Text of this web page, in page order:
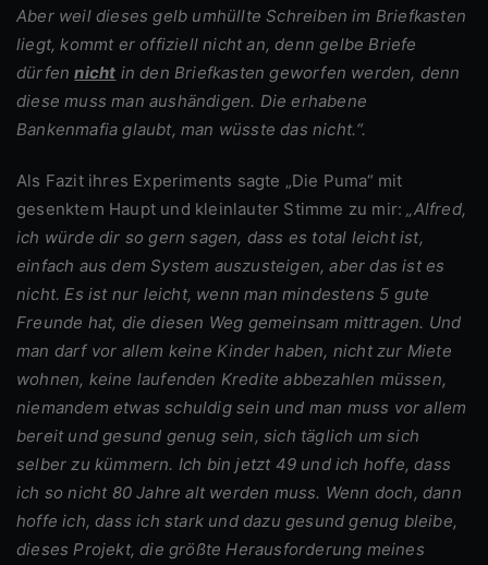
Aber weil dieses gelb umhüllte Schreiben im Briefkasten
liegt, kommt er offiziell nicht an, denn gelbe Briefe
dürfennicht in den Briefkasten geworfen werden, denn
diese muss man aushändigen. Die erhabene
Bankenmafia glaubt, man wüsste das nicht.“.
Als Fazit ihres Experiments sagte „Die Puma“ mit
gesenktem Haupt und kleinlauter Stimme zu mir: „Alfred,
ich würde dir so gern sagen, dass es total leicht ist,
einfach aus dem System auszusteigen, aber das ist es
nicht. Es ist nur leicht, wenn man mindestens 5 gute
Freunde hat, die diesen Weg gemeinsam mittragen. Und
man darf vor allem keine Kinder haben, nicht zur Miete
wohnen, keine laufenden Kredite abbezahlen müssen,
niemandem etwas schuldig sein und man muss vor allem
bereit und gesund genug sein, sich täglich um sich
selber zu kümmern. Ich bin jetzt 49 und ich hoffe, dass
ich so nicht 80 Jahre alt werden muss. Wenn doch, dann
hoffe ich, dass ich stark und dazu gesund genug bleibe,
dieses Projekt, die größte Herausforderung meines